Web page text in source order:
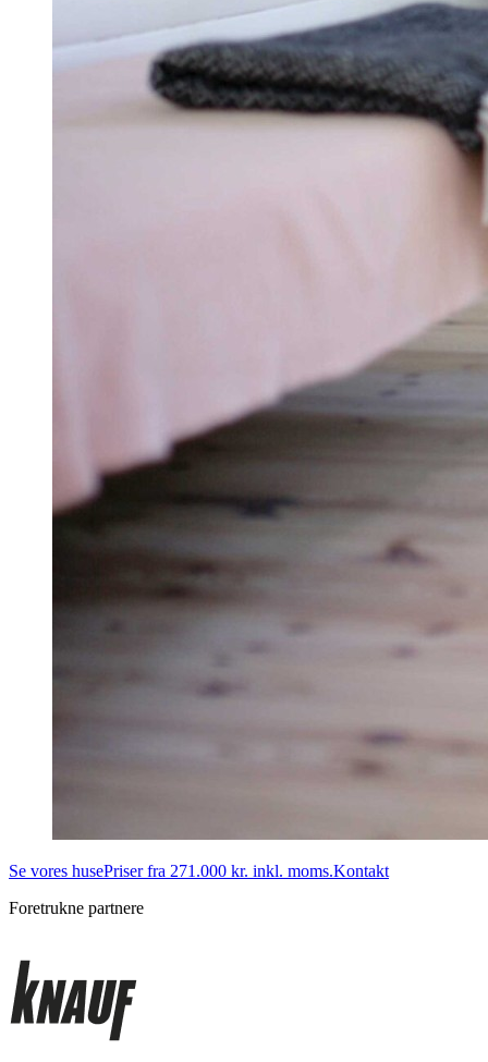
Se vores husePriser fra 271.000 kr. inkl. moms.Kontakt
Foretrukne partnere